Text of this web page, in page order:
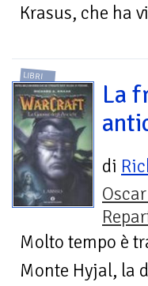
Krasus, che ha
LIBRI
La
di
Molto tempo è
Monte Hyjal, la